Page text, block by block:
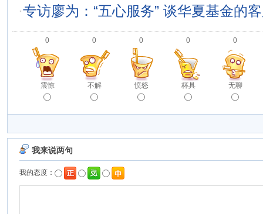
·专访廖为：“五心服务” 谈华夏基金的
0
震惊
0
不解
0
愤怒
0
杯具
0
无聊